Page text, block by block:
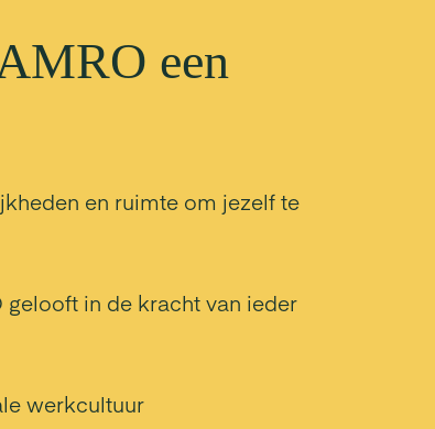
een
en ruimte om jezelf te
gelooft in de kracht van ieder
werkcultuur